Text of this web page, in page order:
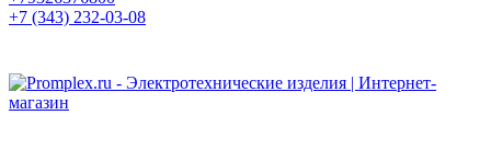
+7 (343) 232-03-08